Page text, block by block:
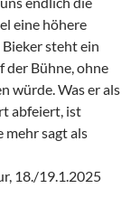
eine höhere
steht ein
Bühne, ohne
würde. Was er als
abfeiert, ist
sagt als
18./19.1.2025